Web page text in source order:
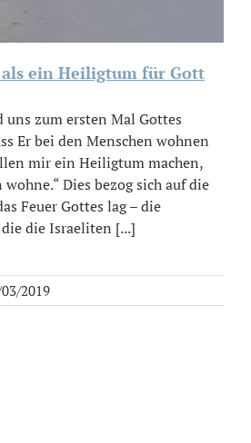
ein Heiligtum für Gott
zum ersten Mal Gottes
Er bei den Menschen wohnen
mir ein Heiligtum machen,
Dies bezog sich auf die
Feuer Gottes lag – die
die Israeliten [...]
2019